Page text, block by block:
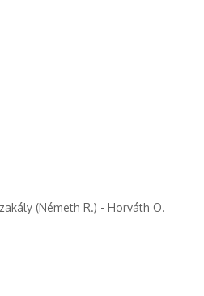
(Németh R.) - Horváth O.